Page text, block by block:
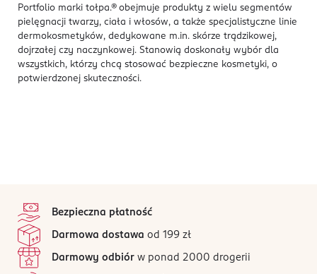
Portfolio marki tołpa.® obejmuje produkty z wielu segmentów
pielęgnacji twarzy, ciała i włosów, a także specjalistyczne linie
dermokosmetyków, dedykowane m.in. skórze trądzikowej,
dojrzałej czy naczynkowej. Stanowią doskonały wybór dla
wszystkich, którzy chcą stosować bezpieczne kosmetyki, o
potwierdzonej skuteczności.
Bezpieczna płatność
Darmowa dostawa od 199 zł
Darmowy odbiór w ponad 2000 drogerii